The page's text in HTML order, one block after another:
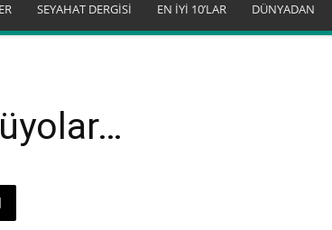
SEYAHAT DERGİSİ EN İYİ 10’LAR DÜNYADAN